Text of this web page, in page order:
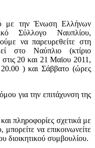
την Ένωση Ελλήνων
Σύλλογο Ναυπλίου,
να παρευρεθείτε στη
στο Ναύπλιο (κτίριο
20 και 21 Μαϊου 2011,
) και Σάββατο (ώρες
για την επιτάχυνση της
πληροφορίες σχετικά με
να επικοινωνείτε
διοικητικού συμβουλίου.